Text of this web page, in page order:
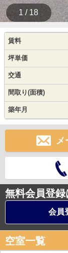
1 / 18
賃料
坪単価
交通
間取り(面積)
築年月
メ
無料会員登録
会員
空室一覧